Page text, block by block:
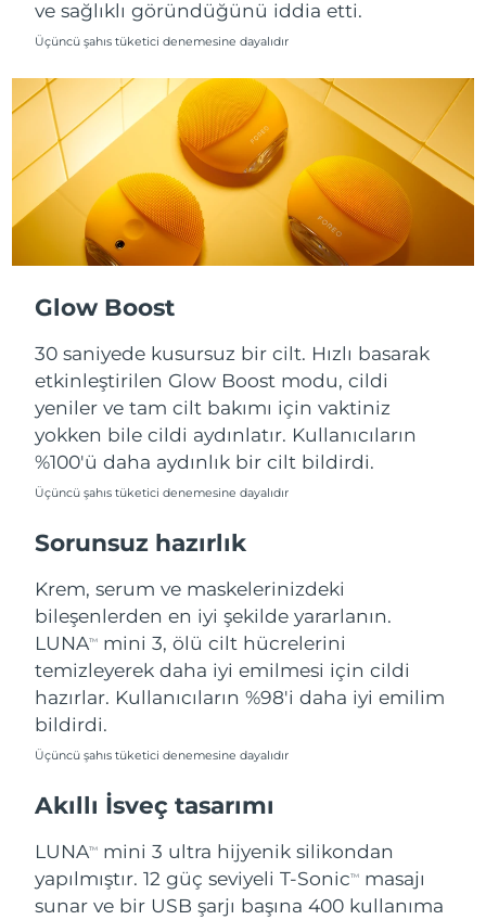
ve sağlıklı göründüğünü iddia etti.
Üçüncü şahıs tüketici denemesine dayalıdır
Glow Boost
30 saniyede kusursuz bir cilt. Hızlı basarak
etkinleştirilen Glow Boost modu, cildi
yeniler ve tam cilt bakımı için vaktiniz
yokken bile cildi aydınlatır. Kullanıcıların
%100'ü daha aydınlık bir cilt bildirdi.
Üçüncü şahıs tüketici denemesine dayalıdır
Sorunsuz hazırlık
Krem, serum ve maskelerinizdeki
bileşenlerden en iyi şekilde yararlanın.
LUNATM
mini 3, ölü cilt hücrelerini
temizleyerek daha iyi emilmesi için cildi
hazırlar. Kullanıcıların %98'i daha iyi emilim
bildirdi.
Üçüncü şahıs tüketici denemesine dayalıdır
Akıllı İsveç tasarımı
LUNATM
mini 3 ultra hijyenik silikondan
yapılmıştır. 12 güç seviyeli T-SonicTM
masajı
sunar ve bir USB şarjı başına 400 kullanıma
Slovakya Tahmini teslim tarihi
Slovenya Tahmini teslim tarihi
Güney Afrika Tahmini teslim tarihi 8/17/26
Güney Kore Tahmini teslim tarihi8/11/26
İspanya Tahmini teslim tarihi
İsveç
İsviçre Tahmini teslim tarihi8/9/26
Tayvan Tahmini teslim tarihi
Tayland Tahmini teslim tarihi
Türkiye Tahmini teslim tarihi
Birleşik Arap
Emirlikleri
Birleşik Krallık Tahmini teslim tarihi
Amerika Birleşik
Devletleri
Tahmini teslim tarihi8/10/26
Özbekistan Tahmini teslim tarihi
Vietnam Tahmini teslim tarihi